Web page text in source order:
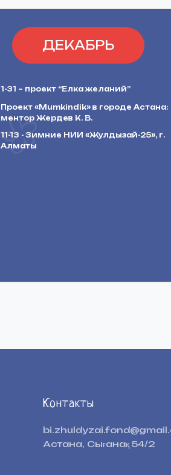
ДЕКАБРЬ
1-31 – проект “Елка желаний”
Проект «Mumkindik» в городе Астана:
ментор Жердев К. В.
11-13 - Зимние НИИ «Жулдызай-25», г.
Алматы
Контакты
Астана, Сығанақ 54/2